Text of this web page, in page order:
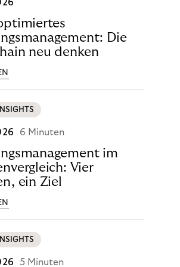
Die
neu denken
INSIGHTS
6 Minuten
im
Vier
ein Ziel
INSIGHTS
5 Minuten